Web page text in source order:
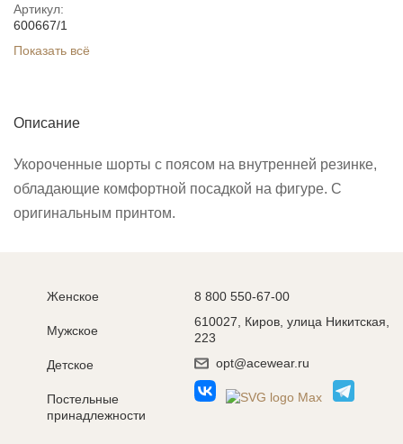
Артикул:
600667/1
Показать всё
Описание
Укороченные шорты с поясом на внутренней резинке,
обладающие комфортной посадкой на фигуре. С
оригинальным принтом.
Женское
Мужское
Детское
Постельные
принадлежности
8 800 550-67-00
610027, Киров, улица Никитская,
223
opt@acewear.ru